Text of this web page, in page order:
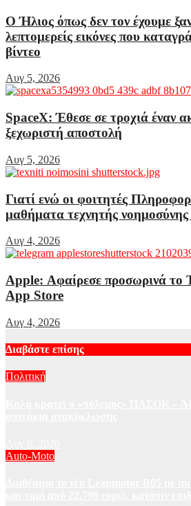
Ο Ήλιος όπως δεν τον έχουμε
λεπτομερείς εικόνες που
βίντεο
Αυγ 5, 2026
SpaceX: Έθεσε σε τροχιά έναν
ξεχωριστή αποστολή
Αυγ 5, 2026
Γιατί ενώ οι φοιτητές
μαθήματα τεχνητής νοημοσύνης
Αυγ 4, 2026
Apple: Αφαίρεσε προσωρινά το
App Store
Αυγ 4, 2026
Διαβάστε επίσης
Πολιτική
Auto-Moto